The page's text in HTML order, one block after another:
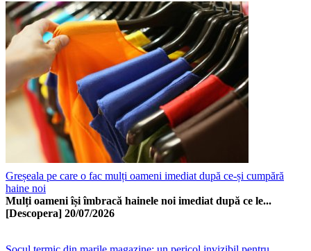
Greșeala pe care o fac mulți oameni imediat după ce-și cumpără
haine noi
Mulți oameni își îmbracă hainele noi imediat după ce le...
[Descopera] 20/07/2026